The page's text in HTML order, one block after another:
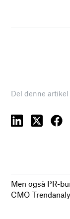
Del denne artikel
Men også PR-
CMO